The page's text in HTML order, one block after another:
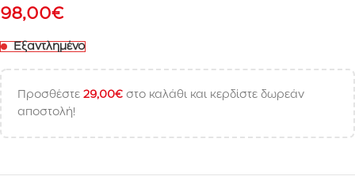
98,00€
Εξαντλημένο
Προσθέστε 29,00€ στο καλάθι και κερδίστε δωρεάν
αποστολή!